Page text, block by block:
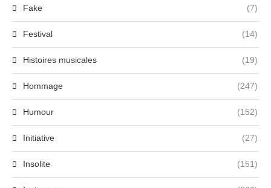
Fake (7)
Festival (14)
Histoires musicales (19)
Hommage (247)
Humour (152)
Initiative (27)
Insolite (151)